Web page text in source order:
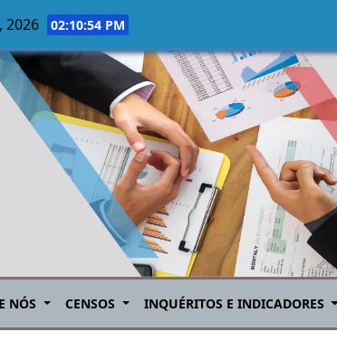
2026 02:10:55 PM
NÓS CENSOS INQUÉRITOS E INDICADORES